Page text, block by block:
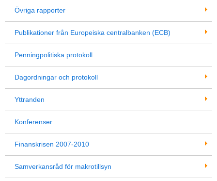
Övriga rapporter
Publikationer från Europeiska centralbanken (ECB)
Penningpolitiska protokoll
Dagordningar och protokoll
Yttranden
Konferenser
Finanskrisen 2007-2010
Samverkansråd för makrotillsyn